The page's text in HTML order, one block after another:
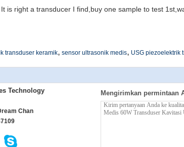
It is right a transducer I find,buy one sample to test
transduser keramik, sensor ultrasonik medis, USG piezoelektrik
Technology
Chan
Mengirimkan permintaan